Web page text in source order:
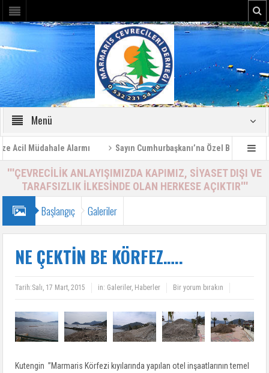
Menü
Müdahale Alarmı Sayın Cumhurbaşkanı’na Özel Bilgilendirme
'''ÇEVRECİLİK ANLAYIŞIMIZDA KAPIMIZ, SİYASET DIŞI VE
TARAFSIZLIK İLKESİNDE OLAN HERKESE AÇIKTIR'''
Başlangıç Galeriler
NE ÇEKTİN BE KÖRFEZ…..
Tarih:Salı, 17 Mart, 2015 in: Galeriler, Haberler Bir yorum bırakın
Kutengin ”Marmaris Körfezi kıyılarında yapılan otel inşaatlarının temel